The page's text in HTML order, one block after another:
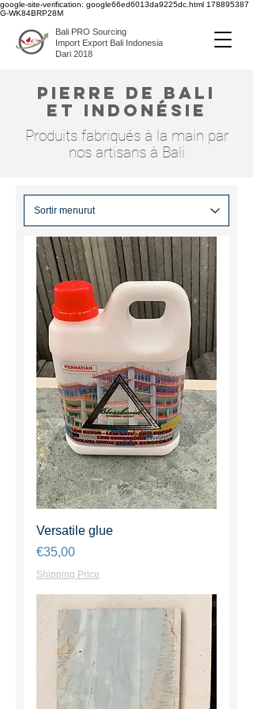
google-site-verification: google66ed6013da9225dc.html 178895387
G-WK84BRP28M
Bali PRO Sourcing
Import Export Bali Indonesia
Dari 2018
pierre de bali
et Indonésie
Produits fabriqués à la main par
nos artisans à Bali
Versatile glue
Harga
€35,00
Shipping Price